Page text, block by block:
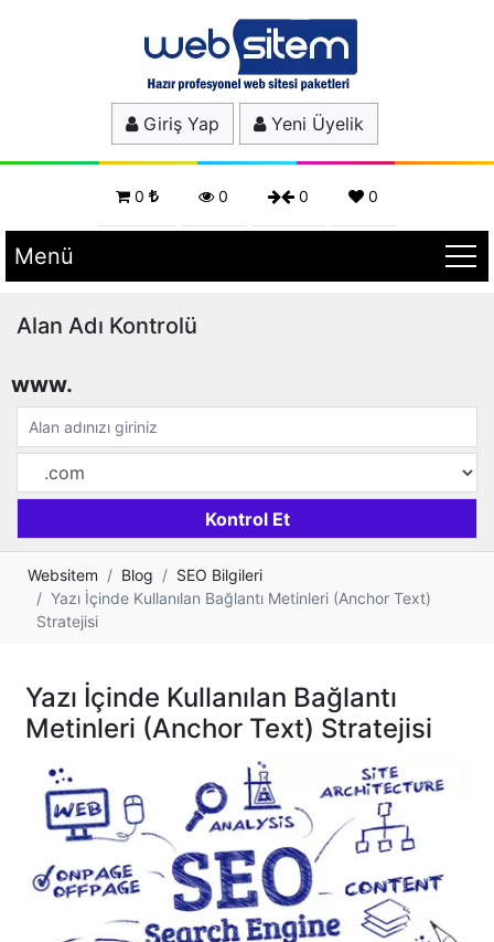
Giriş Yap Yeni Üyelik
0 0 0 0
Menü
Alan Adı Kontrolü
www.
Websitem Blog
SEO Bilgileri
Yazı İçinde Kullanılan Bağlantı Metinleri (Anchor Text)
Stratejisi
Yazı İçinde Kullanılan Bağlantı
Metinleri (Anchor Text) Stratejisi